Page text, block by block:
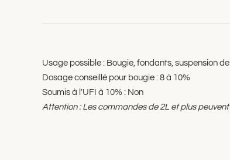
Usage possible : Bougie, fondants, suspension
Dosage conseillé pour bougie : 8 à 10%
Soumis à l'UFI à 10% : Non
Attention : Les commandes de 2L et plus